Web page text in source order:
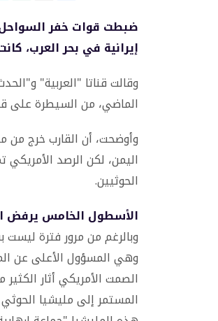
ضبطت قوات خفر
إيرانية في بحر العرب،
وقالت قناتا "العربية"
الماضي، من السيطرة على
وأوضحت، أن القارب خرج من
اليمن، لكن الرصد
الحوثيين.
الأسطول الخامس يرفض
وبالرغم من مرور فترة ليست
وهي المسؤول الأعلى عن
الصمت الأمريكي أثار